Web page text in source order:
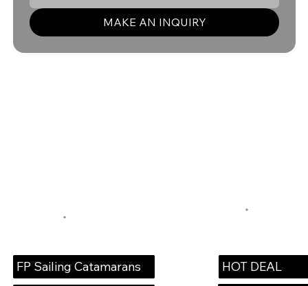
MAKE AN INQUIRY
FP Sailing Catamarans
HOT DEAL